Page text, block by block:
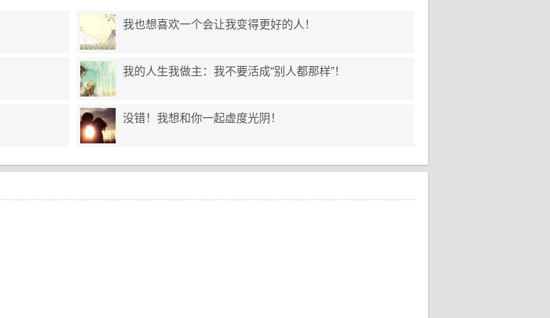
我也想喜欢一个会让我变得更好的人！
我的人生我做主：我不要活成“别人都那样”！
没错！我想和你一起虚度光阴！